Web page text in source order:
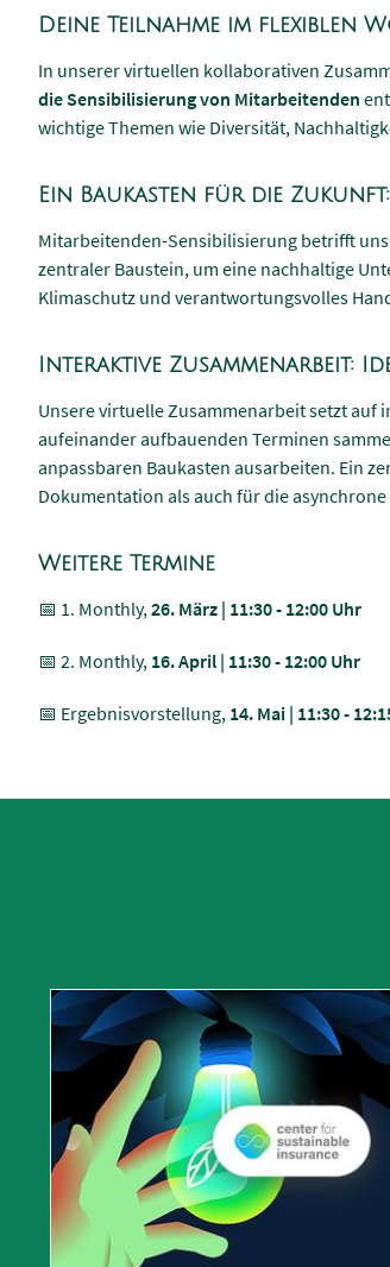
Deine Teilnahme im flexiblen
In unserer virtuellen kollaborativen
die Sensibilisierung von Mitarbeitenden
wichtige Themen wie Diversität,
Ein Baukasten für die
Mitarbeitenden-Sensibilisierung betrifft
zentraler Baustein, um eine nachhaltige
Klimaschutz und verantwortungsvolles
Interaktive Zusammenarbeit:
Unsere virtuelle Zusammenarbeit setzt
aufeinander aufbauenden Terminen
anpassbaren Baukasten ausarbeiten. Ein
Dokumentation als auch für die
Weitere Termine
📅 1. Monthly,26. März | 11:30 - 12:00 Uhr
📅 2. Monthly, 16. April | 11:30 - 12:00 Uhr
📅 Ergebnisvorstellung, 14. Mai | 11:30 -